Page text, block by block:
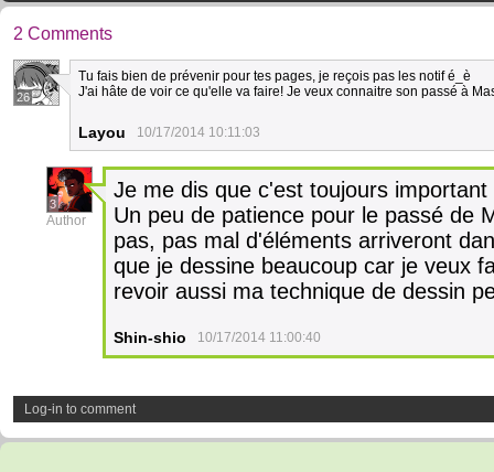
2 Comments
26
Tu fais bien de prévenir pour tes pages, je reçois pas les notif é_è
J'ai hâte de voir ce qu'elle va faire! Je veux connaitre son passé à
Layou 10/17/2014 10:11:03
3
Author
Je me dis que c'est toujours
Un peu de patience pour le passé de
pas, pas mal d'éléments arriveront
que je dessine beaucoup car je veux
revoir aussi ma technique de dessin
Shin-shio 10/17/2014 11:00:40
Log-in to comment